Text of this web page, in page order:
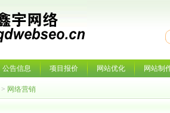
公告信息 项目报价 网站优化 网站制
> 网络营销